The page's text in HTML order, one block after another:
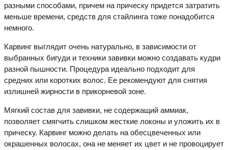
разными способами, причем на прическу придется затратить
меньше времени, средств для стайлинга тоже понадобится
немного.
Карвинг выглядит очень натурально, в зависимости от
выбранных бигуди и техники завивки можно создавать кудри
разной пышности. Процедура идеально подходит для
средних или коротких волос. Ее рекомендуют для снятия
излишней жирности в прикорневой зоне.
Мягкий состав для завивки, не содержащий аммиак,
позволяет смягчить слишком жесткие локоны и уложить их в
прическу. Карвинг можно делать на обесцвеченных или
окрашенных волосах, она не меняет их цвет и не провоцирует